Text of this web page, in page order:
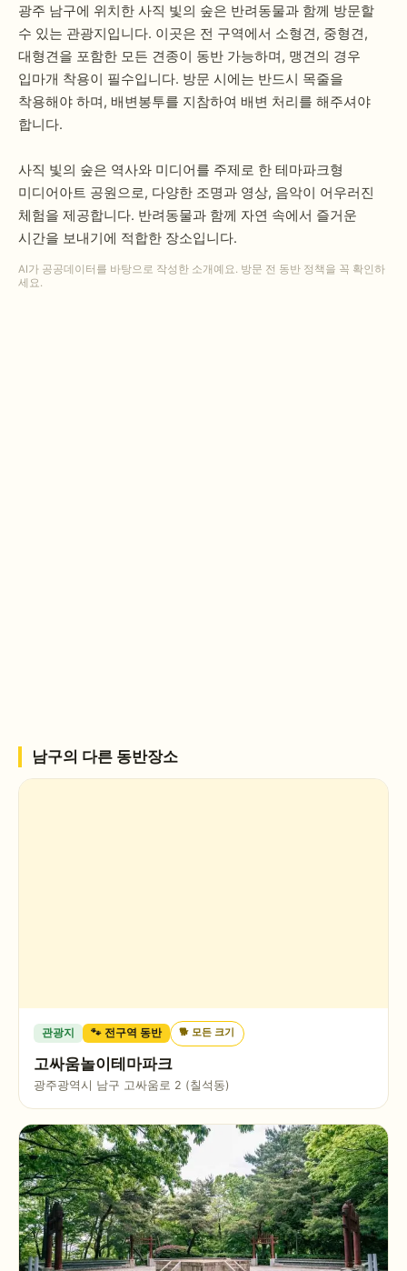
광주 남구에 위치한 사직 빛의 숲은 반려동물과 함께 방문할
수 있는 관광지입니다. 이곳은 전 구역에서 소형견, 중형견,
대형견을 포함한 모든 견종이 동반 가능하며, 맹견의 경우
입마개 착용이 필수입니다. 방문 시에는 반드시 목줄을
착용해야 하며, 배변봉투를 지참하여 배변 처리를 해주셔야
합니다.
사직 빛의 숲은 역사와 미디어를 주제로 한 테마파크형
미디어아트 공원으로, 다양한 조명과 영상, 음악이 어우러진
체험을 제공합니다. 반려동물과 함께 자연 속에서 즐거운
시간을 보내기에 적합한 장소입니다.
AI가 공공데이터를 바탕으로 작성한 소개예요. 방문 전 동반 정책을 꼭 확인하
세요.
남구의 다른 동반장소
관광지 🐾 전구역 동반 🐕모든 크기
고싸움놀이테마파크
광주광역시 남구 고싸움로 2 (칠석동)